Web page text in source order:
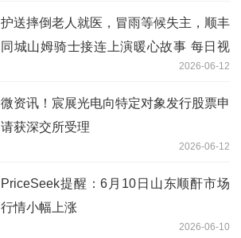
护送摔倒老人就医，冒雨等候失主，顺丰
同城山姆骑士接连上演暖心故事 每日视
2026-06-12
微资讯！宸展光电向特定对象发行股票申
请获深交所受理
2026-06-12
PriceSeek提醒：6月10日山东顺酐市场
行情小幅上涨
2026-06-10